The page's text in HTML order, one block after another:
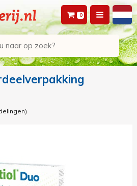
0